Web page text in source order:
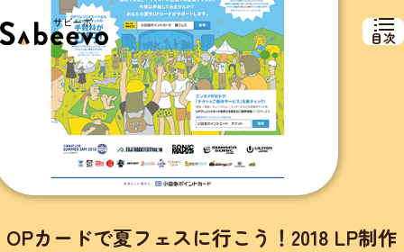
目次
OPカードで夏フェスに行こう！2018 LP制作